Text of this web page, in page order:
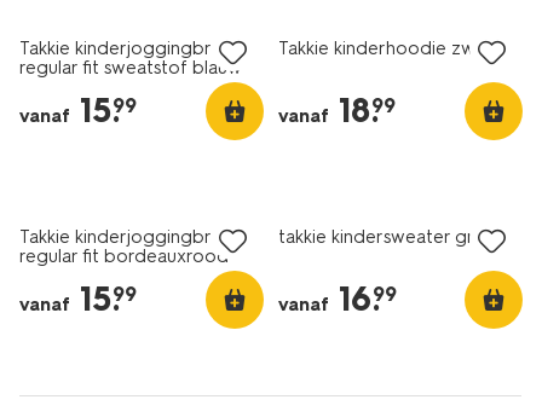
Takkie kinderjoggingbroek
regular fit sweatstof blauw
vanaf 15.
99
Takkie kinderhoodie zwart
vanaf 18.
99
Takkie kinderjoggingbroek
regular fit bordeauxrood
vanaf 15.
99
takkie kindersweater groen
vanaf 16.
99